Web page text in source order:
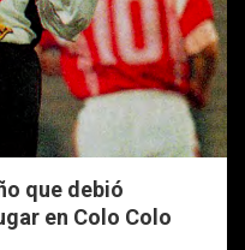
que debió
en Colo Colo